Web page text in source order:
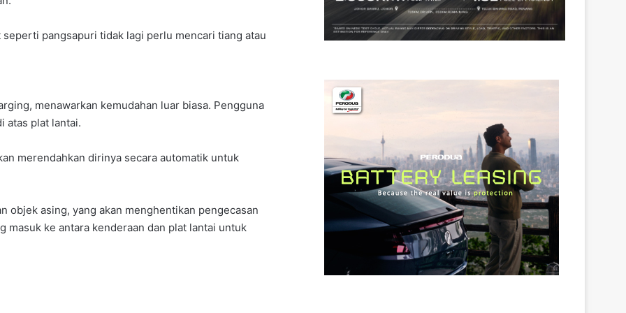
pangsapuri tidak lagi perlu mencari tiang atau
menawarkan kemudahan luar biasa. Pengguna
atas plat lantai.
merendahkan dirinya secara automatik untuk
objek asing, yang akan menghentikan pengecasan
masuk ke antara kenderaan dan plat lantai untuk